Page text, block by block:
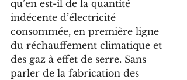
qu’en est-il de la quantité
indécente d’électricité
consommée, en première ligne
du réchauffement climatique et
des gaz à effet de serre. Sans
parler de la fabrication des